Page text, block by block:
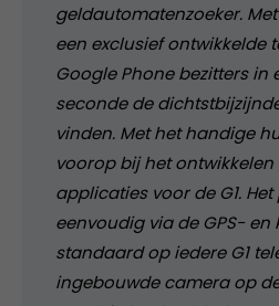
geldautomatenzoeker.
een exclusief ontwikkelde
Google Phone bezitters in
seconde de
vinden. Met het handige
voorop bij het
applicaties voor de G1.
eenvoudig via de GPS-
standaard op iedere G1
ingebouwde camera op